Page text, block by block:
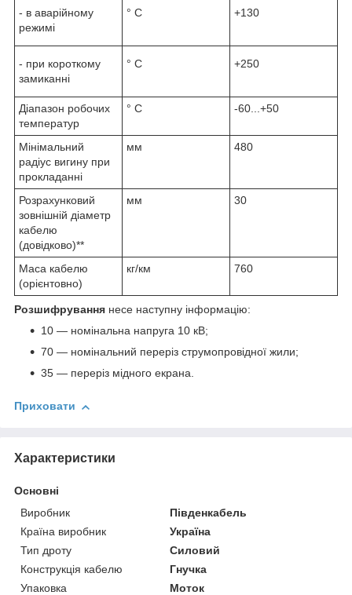
- в аварійному
режимі
° С +130
- при короткому
замиканні
° С +250
Діапазон робочих
температур
° С -60...+50
Мінімальний
радіус вигину при
прокладанні
мм 480
Розрахунковий
зовнішній діаметр
кабелю
(довідково)**
мм 30
Маса кабелю
(орієнтовно)
кг/км 760
Розшифрування несе наступну інформацію:
10 — номінальна напруга 10 кВ;
70 — номінальний переріз струмопровідної жили;
35 — переріз мідного екрана.
Приховати
Характеристики
Основні
Виробник
Південкабель
Країна виробник
Україна
Тип дроту
Силовий
Конструкція кабелю
Гнучка
Упаковка
Моток